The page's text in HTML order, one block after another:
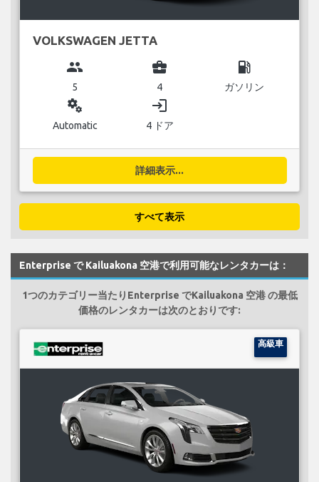
VOLKSWAGEN JETTA
group
5
business_center
4
local_gas_station
ガソリン
miscellaneous_services
Automatic
login
4 ドア
詳細表示...
すべて表示
Enterprise で Kailuakona 空港で利用可能なレンタカーは：
1つのカテゴリー当たりEnterprise でKailuakona 空港 の最低
価格のレンタカーは次のとおりです:
高級車